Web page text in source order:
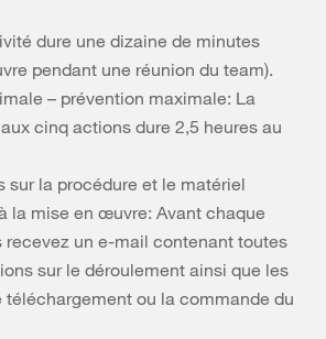
dure une dizaine de minutes
pendant une réunion du team).
– prévention maximale: La
cinq actions dure 2,5 heures au
sur la procédure et le matériel
la mise en œuvre: Avant chaque
recevez un e-mail contenant toutes
sur le déroulement ainsi que les
téléchargement ou la commande du